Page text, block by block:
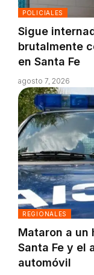
POLICIALES
Sigue
brutalmente
en Santa Fe
agosto 7, 2026
REGIONALES
Mataron a un
Santa Fe y el
automóvil